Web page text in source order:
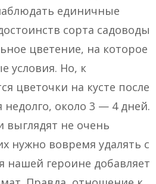
единичные
сорта садоводы
цветение, на которое
условия. Но, к
цветочки на кусте после
недолго, около 3 — 4 дней.
выглядят не очень
нужно вовремя удалять с
нашей героине добавляет